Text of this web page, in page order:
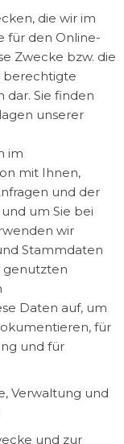
die wir im
für den Online-
Zwecke bzw. die
berechtigte
dar. Sie finden
unserer
im
mit Ihnen,
und der
um Sie bei
wir
Stammdaten
genutzten
Daten auf, um
für
und für
Verwaltung und
und zur